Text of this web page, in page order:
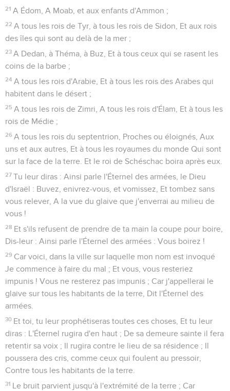
21 A Édom, A Moab, et aux enfants d'Ammon ;
22 A tous les rois de Tyr, à tous les rois de Sidon, Et aux rois
des îles qui sont au delà de la mer ;
23 A Dedan, à Théma, à Buz, Et à tous ceux qui se rasent les
coins de la barbe ;
24 A tous les rois d'Arabie, Et à tous les rois des Arabes qui
habitent dans le désert ;
25 A tous les rois de Zimri, A tous les rois d'Élam, Et à tous les
rois de Médie ;
26 A tous les rois du septentrion, Proches ou éloignés, Aux
uns et aux autres, Et à tous les royaumes du monde Qui sont
sur la face de la terre. Et le roi de Schéschac boira après eux.
27 Tu leur diras : Ainsi parle l'Éternel des armées, le Dieu
d'Israël : Buvez, enivrez-vous, et vomissez, Et tombez sans
vous relever, A la vue du glaive que j'enverrai au milieu de
vous !
28 Et s'ils refusent de prendre de ta main la coupe pour boire,
Dis-leur : Ainsi parle l'Éternel des armées : Vous boirez !
29 Car voici, dans la ville sur laquelle mon nom est invoqué
Je commence à faire du mal ; Et vous, vous resteriez
impunis ! Vous ne resterez pas impunis ; Car j'appellerai le
glaive sur tous les habitants de la terre, Dit l'Éternel des
armées.
30 Et toi, tu leur prophétiseras toutes ces choses, Et tu leur
diras : L'Éternel rugira d'en haut ; De sa demeure sainte il fera
retentir sa voix ; Il rugira contre le lieu de sa résidence ; Il
poussera des cris, comme ceux qui foulent au pressoir,
Contre tous les habitants de la terre.
31 Le bruit parvient jusqu'à l'extrémité de la terre ; Car